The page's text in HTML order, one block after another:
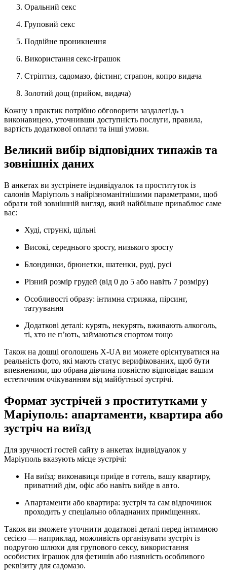
Оральний секс
Груповий секс
Подвійне проникнення
Використання секс-іграшок
Стріптиз, садомазо, фістинг, страпон, копро видача
Золотий дощ (прийом, видача)
Кожну з практик потрібно обговорити заздалегідь з
виконавицею, уточнивши доступність послуги, правила,
вартість додаткової оплати та інші умови.
Великий вибір відповідних типажів та
зовнішніх даних
В анкетах ви зустрінете індивідуалок та проституток із
салонів Маріуполь з найрізноманітнішими параметрами, щоб
обрати той зовнішній вигляд, який найбільше приваблює саме
вас:
Худі, стрункі, щільні
Високі, середнього зросту, низького зросту
Блондинки, брюнетки, шатенки, руді, русі
Різний розмір грудей (від 0 до 5 або навіть 7 розміру)
Особливості образу: інтимна стрижка, пірсинг,
татуування
Додаткові деталі: курять, некурять, вживають алкоголь,
ті, хто не п’ють, займаються спортом тощо
Також на дошці оголошень X-UA ви можете орієнтуватися на
реальність фото, які мають статус верифікованих, щоб бути
впевненими, що обрана дівчина повністю відповідає вашим
естетичним очікуванням від майбутньої зустрічі.
Формат зустрічей з проститутками у
Маріуполь: апартаменти, квартира або
зустріч на виїзд
Для зручності гостей сайту в анкетах індивідуалок у
Маріуполь вказують місце зустрічі:
На виїзд: виконавиця приїде в готель, вашу квартиру,
приватний дім, офіс або навіть вийде в авто.
Апартаменти або квартира: зустріч та сам відпочинок
проходить у спеціально обладнаних приміщеннях.
Також ви зможете уточнити додаткові деталі перед інтимною
сесією — наприклад, можливість організувати зустріч із
подругою шлюхи для групового сексу, використання
особистих іграшок для фетишів або наявність особливого
реквізиту для садомазо.